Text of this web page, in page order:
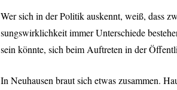
Wer sich in der Politik auskennt, weiß, dass
sungswirklichkeit immer Unterschiede
sein könnte, sich beim Auftreten in der
In Neuhausen braut sich etwas zusammen.